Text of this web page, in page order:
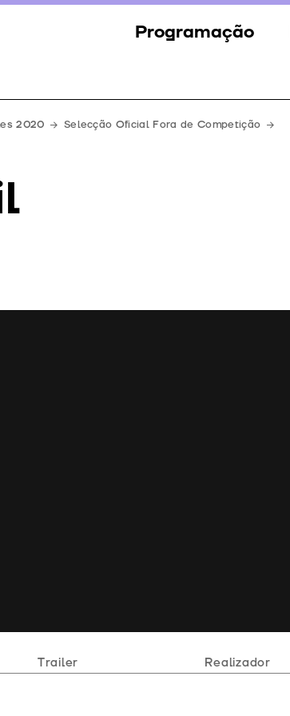
Programação
Eventos
2020
Selecção Oficial Fora de Competição
Trailer Realizador